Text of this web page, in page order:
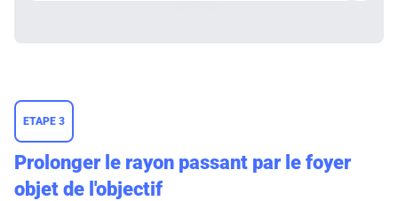
ETAPE 3
Prolonger le rayon passant par le foyer
objet de l'objectif